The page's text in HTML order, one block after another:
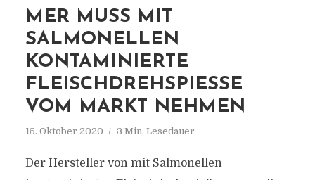
MER MUSS MIT
SALMONELLEN
KONTAMINIERTE
FLEISCHDREHSPIESSE V
OM MARKT NEHMEN
15. Oktober 2020 3 Min. Lesedauer
Der Hersteller von mit Salmonellen